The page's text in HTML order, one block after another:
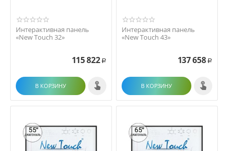
Интерактивная панель
«New Touch 32»
115 822 Р
В КОРЗИНУ
Интерактивная панель
«New Touch 43»
137 658 Р
В КОРЗИНУ